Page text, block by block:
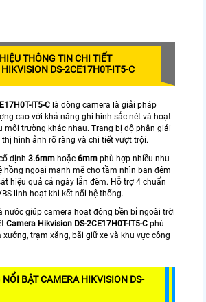
THÔNG TIN CHI TIẾT
DS-2CE17H0T-IT5-C
IT5-C là dòng camera là giải pháp
cao với khả năng ghi hình sắc nét và hoạt
môi trường khác nhau. Trang bị độ phân giải
hình ảnh rõ ràng và chi tiết vượt trội.
định 3.6mm hoặc 6mm phù hợp nhiều nhu
hồng ngoại mạnh mẽ cho tầm nhìn ban đêm
hiệu quả cả ngày lẫn đêm. Hỗ trợ 4 chuẩn
linh hoạt khi kết nối hệ thống.
nước giúp camera hoạt động bền bỉ ngoài trời
Camera Hikvision DS-2CE17H0T-IT5-C phù
trạm xăng, bãi giữ xe và khu vực công
BẬT CAMERA HIKVISION DS-